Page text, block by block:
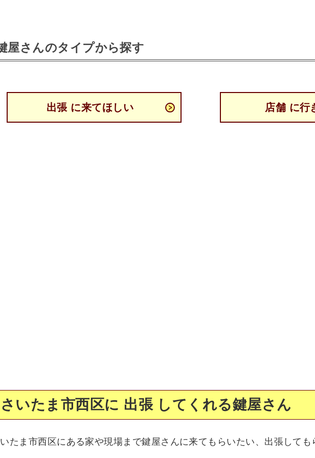
屋さんのタイプから探す
出張 に来てほしい 店舗 に行
さいたま市西区に 出張 してくれる鍵屋さん
たま市西区にある家や現場まで鍵屋さんに来てもらいたい、出張して